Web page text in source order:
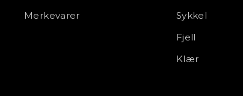
Merkevarer
Sykkel
Fjell
Klær